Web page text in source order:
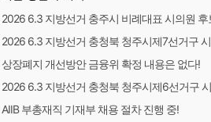
2026 6.3 지방선거 충주시 비례대표 시의원 후
2026 6.3 지방선거 충청북 청주시제7선거구
상장폐지 개선방안 금융위 확정 내용은 없다!
2026 6.3 지방선거 충청북 청주시제6선거구
AIIB 부총재직 기재부 채용 절차 진행 중!